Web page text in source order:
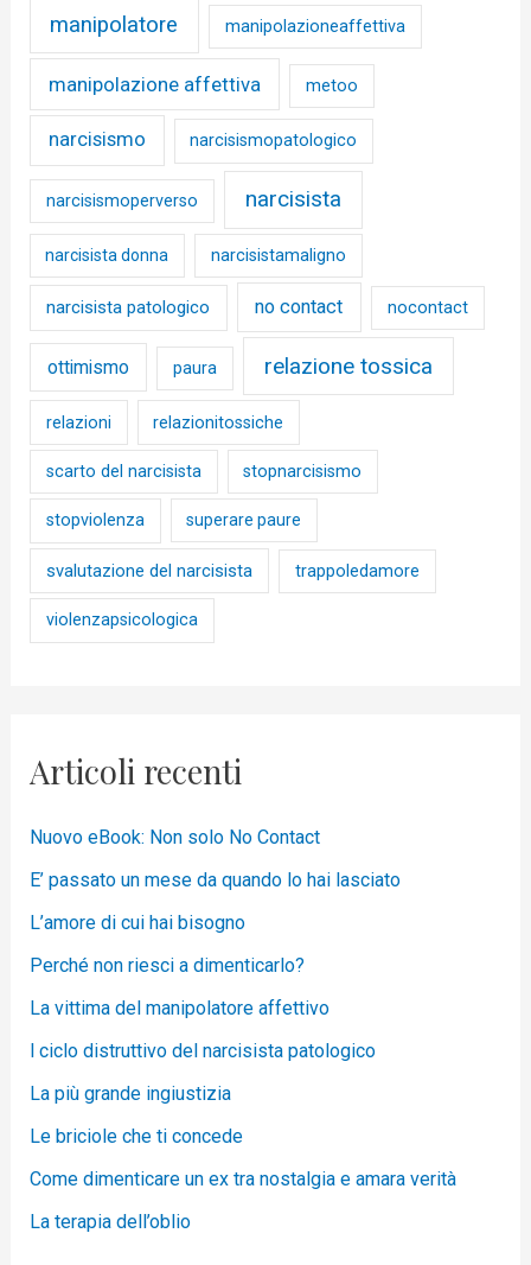
manipolatore manipolazioneaffettiva
manipolazione affettiva metoo
narcisismo narcisismopatologico
narcisismoperverso narcisista
narcisista donna narcisistamaligno
narcisista patologico no contact nocontact
ottimismo paura relazione tossica
relazioni relazionitossiche
scarto del narcisista stopnarcisismo
stopviolenza superare paure
svalutazione del narcisista trappoledamore
violenzapsicologica
Articoli recenti
Nuovo eBook: Non solo No Contact
E’ passato un mese da quando lo hai lasciato
L’amore di cui hai bisogno
Perché non riesci a dimenticarlo?
La vittima del manipolatore affettivo
l ciclo distruttivo del narcisista patologico
La più grande ingiustizia
Le briciole che ti concede
Come dimenticare un ex tra nostalgia e amara verità
La terapia dell’oblio